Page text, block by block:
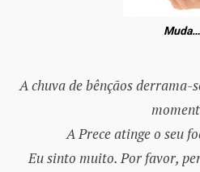
Muda…
A chuva de bênçãos derrama-
A Prece atinge o seu
Eu sinto muito. Por favor,